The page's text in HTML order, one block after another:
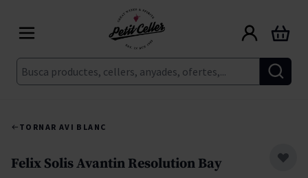
Cerca
Cart
TORNAR AVI BLANC
Felix Solis Avantin Resolution Bay